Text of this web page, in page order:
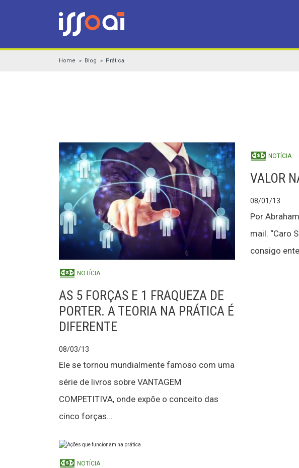
Home Blog Prática
NOTÍCIA
AS 5 FORÇAS E 1 FRAQUEZA DE
PORTER. A TEORIA NA PRÁTICA É
DIFERENTE
08/03/13
Ele se tornou mundialmente famoso com uma
série de livros sobre VANTAGEM
COMPETITIVA, onde expõe o conceito das
cinco forças...
NOTÍCIA
VALOR
08/01/13
Por
mail. “Caro
consigo
NOTÍCIA